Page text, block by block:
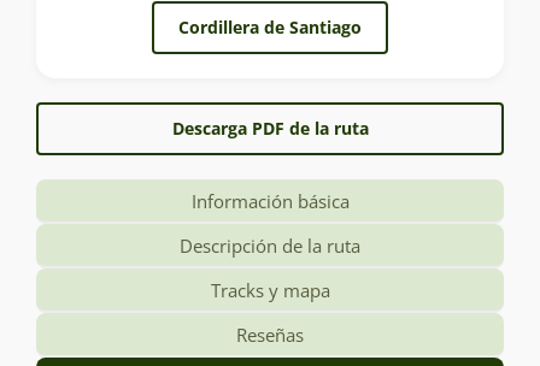
Cordillera de Santiago
Descarga PDF de la ruta
Información básica
Descripción de la ruta
Tracks y mapa
Reseñas